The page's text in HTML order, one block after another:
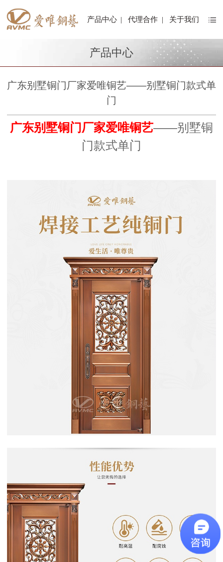
产品中心 | 代理合作 | 关于我们
产品中心
广东别墅铜门厂家爱唯铜艺——别墅铜门款式单
门
广东别墅铜门厂家爱唯铜艺——别墅铜
门款式单门